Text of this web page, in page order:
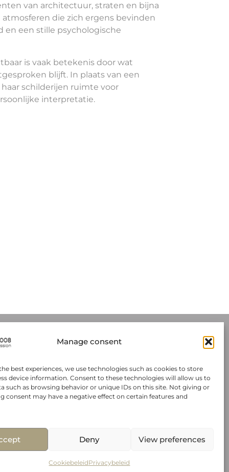
Manage consent
best experiences, we use technologies such as cookies to store
device information. Consent to these technologies will allow us to
such as browsing behavior or unique IDs on this site. Not giving or
consent may have a negative effect on certain features and
Deny View preferences
CookiebeleidPrivacybeleid
van architectuur, straten en bijna
die zich ergens bevinden
en een stille psychologische
is vaak betekenis door wat
blijft. In plaats van een
schilderijen ruimte voor
interpretatie.
Exhibitions
Kunstenaars
Kunst Ruimte